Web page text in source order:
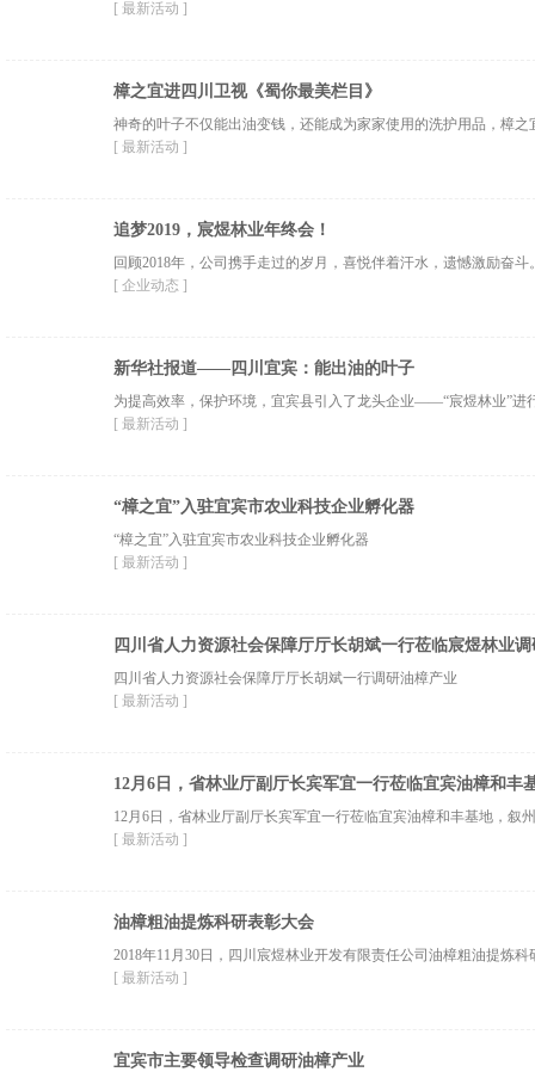
[ 最新活动 ]
樟之宜进四川卫视《蜀你最美栏目》
神奇的叶子不仅能出油变钱，还能成为家家使用的洗护用品，樟
[ 最新活动 ]
追梦2019，宸煜林业年终会！
回顾2018年，公司携手走过的岁月，喜悦伴着汗水，遗憾激励奋
[ 企业动态 ]
新华社报道——四川宜宾：能出油的叶子
为提高效率，保护环境，宜宾县引入了龙头企业——“宸煜林业”进
[ 最新活动 ]
“樟之宜”入驻宜宾市农业科技企业孵化器
“樟之宜”入驻宜宾市农业科技企业孵化器
[ 最新活动 ]
四川省人力资源社会保障厅厅长胡斌一行莅临宸煜林业
四川省人力资源社会保障厅厅长胡斌一行调研油樟产业
[ 最新活动 ]
12月6日，省林业厅副厅长宾军宜一行莅临宜宾油樟和丰
12月6日，省林业厅副厅长宾军宜一行莅临宜宾油樟和丰基地，
[ 最新活动 ]
油樟粗油提炼科研表彰大会
2018年11月30日，四川宸煜林业开发有限责任公司油樟粗油提炼
[ 最新活动 ]
宜宾市主要领导检查调研油樟产业